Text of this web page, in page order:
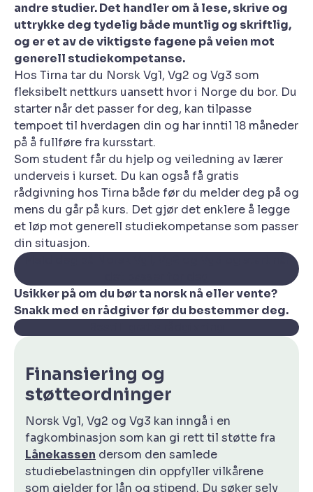
andre studier. Det handler om å lese, skrive og
uttrykke deg tydelig både muntlig og skriftlig,
og er et av de viktigste fagene på veien mot
generell studiekompetanse.
Hos Tirna tar du Norsk Vg1, Vg2 og Vg3 som
fleksibelt nettkurs uansett hvor i Norge du bor. Du
starter når det passer for deg, kan tilpasse
tempoet til hverdagen din og har inntil 18 måneder
på å fullføre fra kursstart.
Som student får du hjelp og veiledning av lærer
underveis i kurset. Du kan også få gratis
rådgivning hos Tirna både før du melder deg på og
mens du går på kurs. Det gjør det enklere å legge
et løp mot generell studiekompetanse som passer
din situasjon.
Usikker på om du bør ta norsk nå eller vente?
Snakk med en rådgiver før du bestemmer deg.
Finansiering og
støtteordninger
Norsk Vg1, Vg2 og Vg3 kan inngå i en
fagkombinasjon som kan gi rett til støtte fra
Lånekassen dersom den samlede
studiebelastningen din oppfyller vilkårene
som gjelder for lån og stipend. Du søker selv